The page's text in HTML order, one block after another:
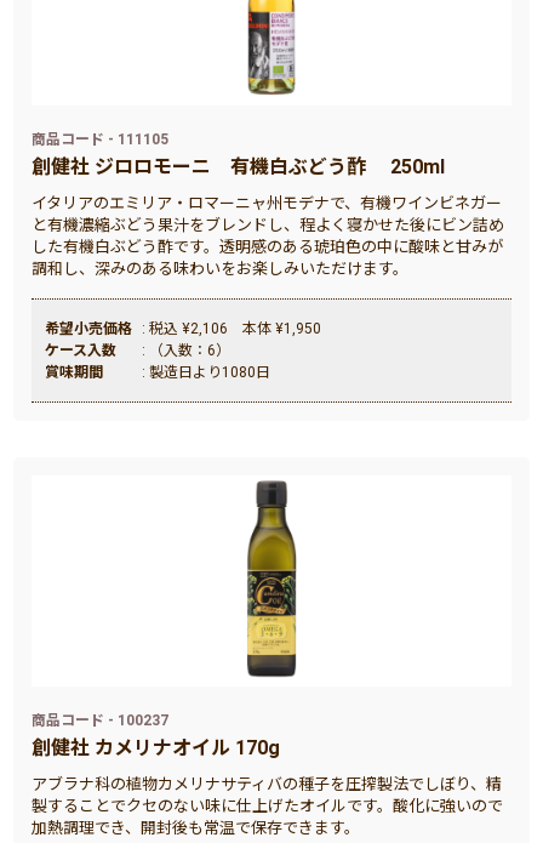
商品コード - 111105
創健社 ジロロモーニ 有機白ぶどう酢 250ml
イタリアのエミリア・ロマーニャ州モデナで、有機ワインビネガー
と有機濃縮ぶどう果汁をブレンドし、程よく寝かせた後にビン詰め
した有機白ぶどう酢です。透明感のある琥珀色の中に酸味と甘みが
調和し、深みのある味わいをお楽しみいただけます。
希望小売価格
: 税込 ¥2,106 本体 ¥1,950
ケース入数
: （入数：6）
賞味期間
: 製造日より1080日
商品コード - 100237
創健社 カメリナオイル 170g
アブラナ科の植物カメリナサティバの種子を圧搾製法でしぼり、精
製することでクセのない味に仕上げたオイルです。酸化に強いので
加熱調理でき、開封後も常温で保存できます。